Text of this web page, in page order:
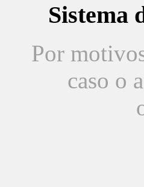
Sistema
Por
caso o